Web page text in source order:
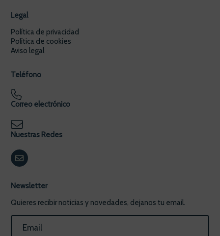
Legal
Política de privacidad
Política de cookies
Aviso legal
Teléfono
Correo electrónico
Nuestras Redes
Newsletter
Quieres recibir noticias y novedades, dejanos tu email.